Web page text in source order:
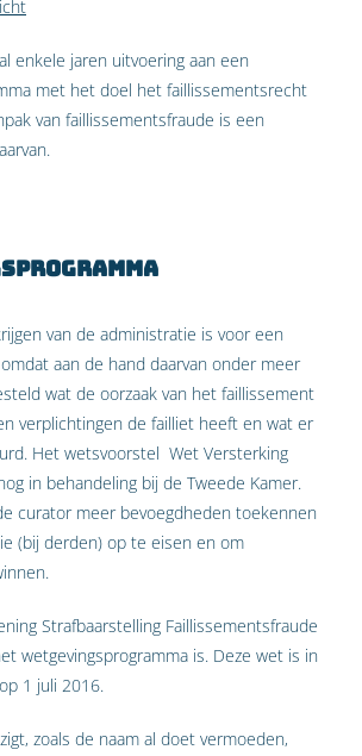
enkele jaren uitvoering aan een
met het doel het faillissementsrecht
van faillissementsfraude is een
van de administratie is voor een
aan de hand daarvan onder meer
wat de oorzaak van het faillissement
verplichtingen de failliet heeft en wat er
Het wetsvoorstel Wet Versterking
in behandeling bij de Tweede Kamer.
curator meer bevoegdheden toekennen
(bij derden) op te eisen en om
Strafbaarstelling Faillissementsfraude
wetgevingsprogramma is. Deze wet is in
1 juli 2016.
zoals de naam al doet vermoeden,